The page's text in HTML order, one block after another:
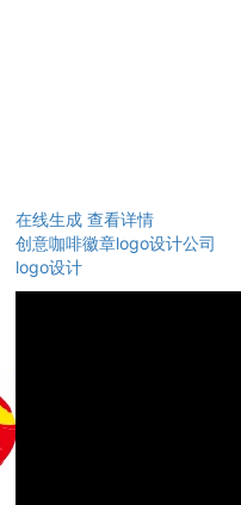
在线生成 查看详情
创意咖啡徽章logo设计公司
logo设计